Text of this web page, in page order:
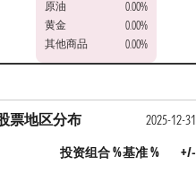
原油
0.00%
黄金
0.00%
其他商品
0.00%
票地区分布
2025-12-31
投资组合 %基准 %
+/-